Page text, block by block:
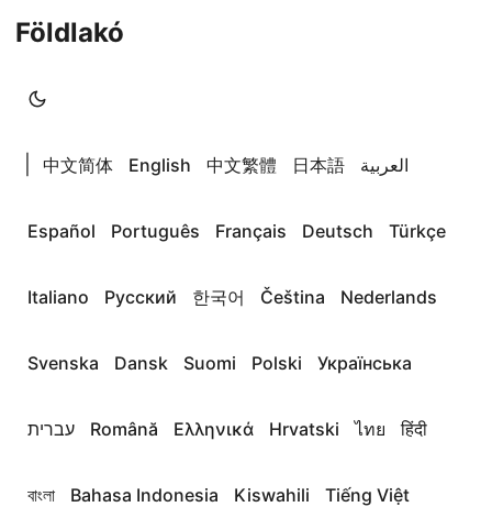
Földlakó
中文简体 English 中文繁體 日本語 العربية
Español Português Français Deutsch Türkçe
Italiano Русский 한국어 Čeština Nederlands
Svenska Dansk Suomi Polski Українська
עברית Română Ελληνικά Hrvatski ไทย हिंदी
বাংলা Bahasa Indonesia Kiswahili Tiếng Việt